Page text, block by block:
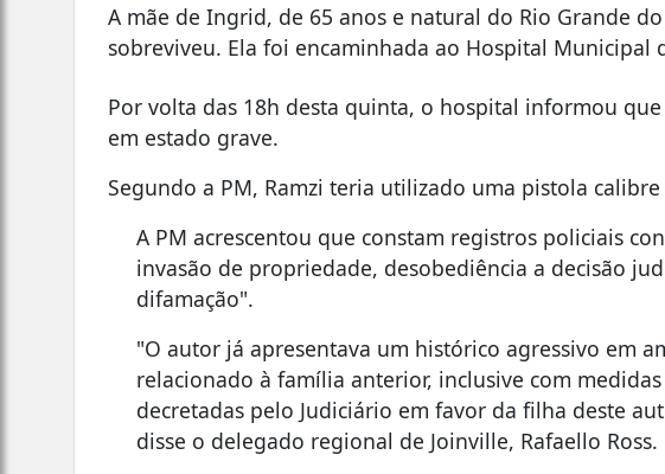
A mãe de Ingrid, de 65 anos e natural do Rio Grande
sobreviveu. Ela foi encaminhada ao Hospital Municipal
Por volta das 18h desta quinta, o hospital informou
em estado grave.
Segundo a PM, Ramzi teria utilizado uma pistola
A PM acrescentou que constam registros policiais
invasão de propriedade, desobediência a decisão
difamação".
"O autor já apresentava um histórico agressivo em
relacionado à família anterior, inclusive com
decretadas pelo Judiciário em favor da filha deste
disse o delegado regional de Joinville, Rafaello Ross.